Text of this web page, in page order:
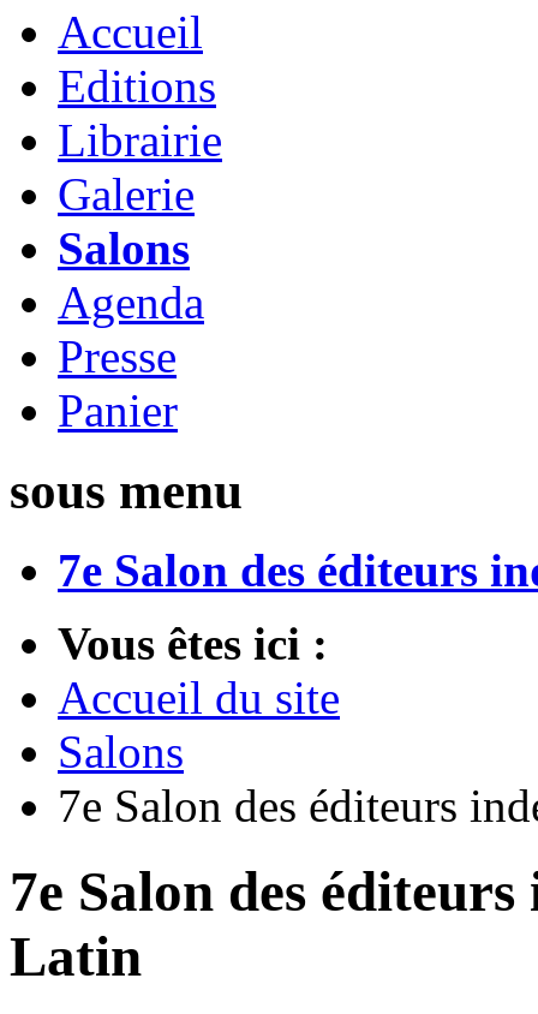
Accueil
Editions
Librairie
Galerie
Salons
Agenda
Presse
Panier
sous menu
7e Salon des éditeurs
Vous êtes ici :
Accueil du site
Salons
7e Salon des éditeurs
7e Salon des
Latin